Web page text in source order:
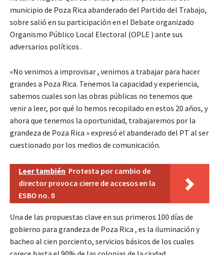
municipio de Poza Rica abanderado del Partido del Trabajo,
sobre salió en su participación en el Debate organizado
Organismo Público Local Electoral (OPLE ) ante sus
adversarios políticos .
«No venimos a improvisar , venimos a trabajar para hacer
grandes a Poza Rica. Tenemos la capacidad y experiencia,
sabemos cuales son las obras públicas no tenemos que
venir a leer, por qué lo hemos recopilado en estos 20 años, y
ahora que tenemos la oportunidad, trabajaremos por la
grandeza de Poza Rica » expresó el abanderado del PT al ser
cuestionado por los medios de comunicación.
Leer también Protesta por cambio de
director provoca cierre de accesos en la
ESBO no. 8
Una de las propuestas clave en sus primeros 100 días de
gobierno para grandeza de Poza Rica , es la iluminación y
bacheo al cien porciento, servicios básicos de los cuales